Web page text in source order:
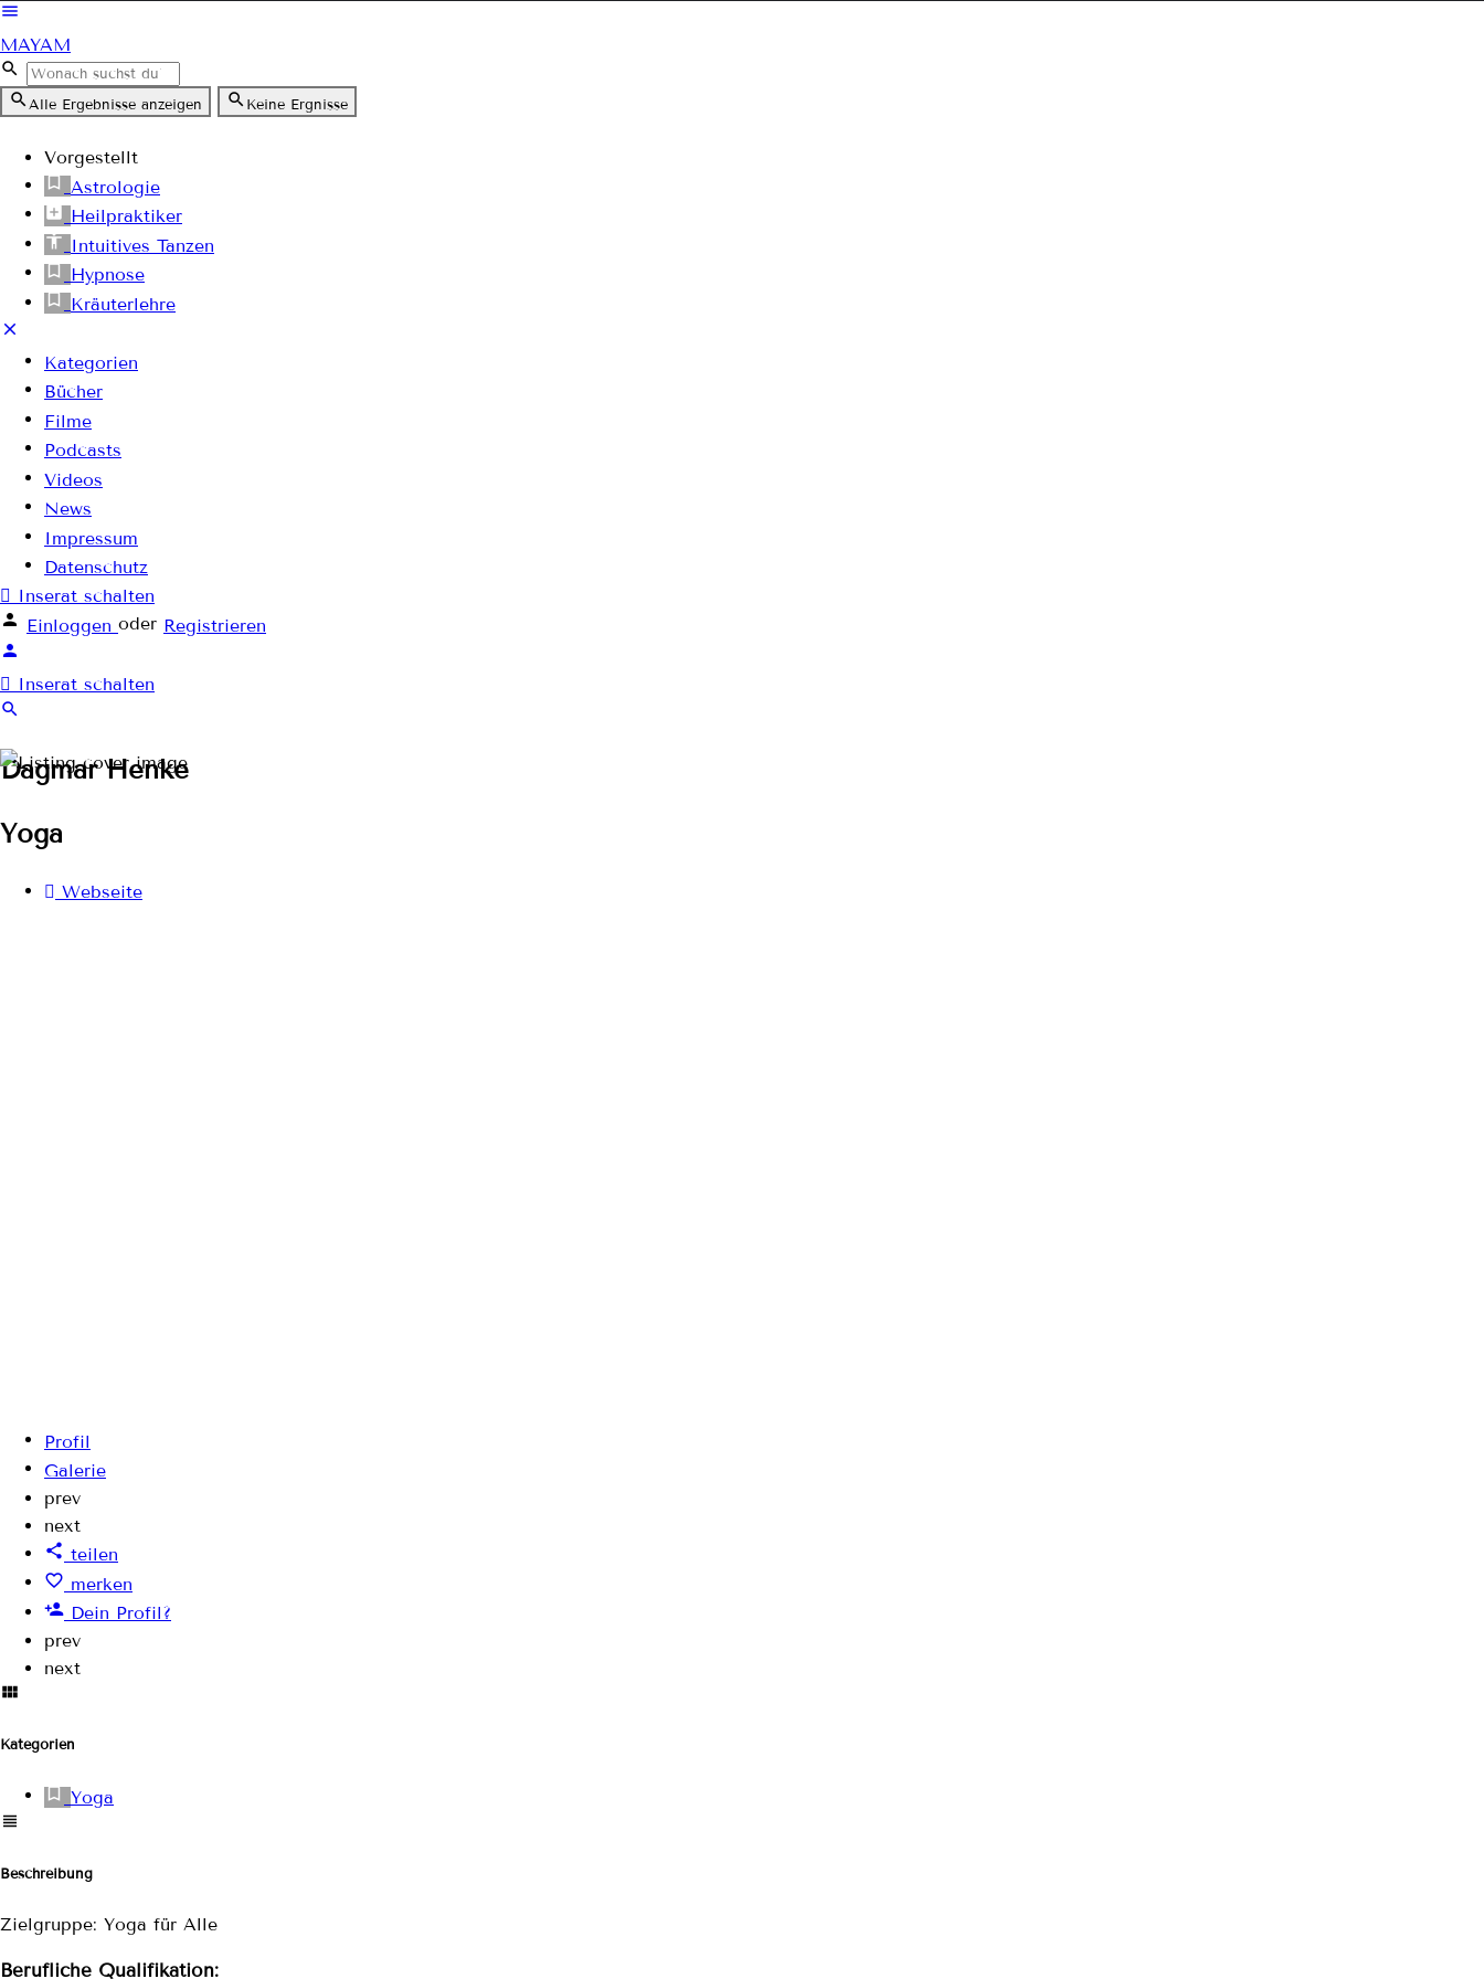
MAYAM
Alle Ergebnisse anzeigen Keine Ergnisse
Vorgestellt
Astrologie
Heilpraktiker
Intuitives Tanzen
Hypnose
Kräuterlehre
Kategorien
Bücher
Filme
Podcasts
Videos
News
Impressum
Datenschutz
Inserat schalten
Einloggen oder Registrieren
Inserat schalten
Dagmar Henke
Yoga
Webseite
Profil
Galerie
prev
next
teilen
merken
Dein Profil?
prev
next
Kategorien
Yoga
Beschreibung
Zielgruppe: Yoga für Alle
Berufliche Qualifikation: